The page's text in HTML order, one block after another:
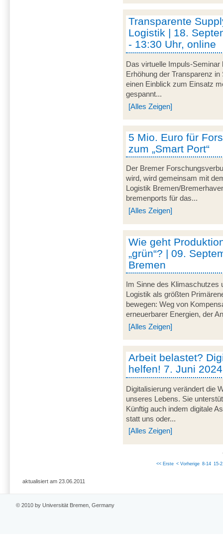
Transparente
Logistik | 18.
- 13:30 Uhr, online
Das virtuelle Impuls-Seminar
Erhöhung der Transparenz
einen Einblick zum Einsatz
gespannt...
[Alles Zeigen]
5 Mio. Euro für
zum „Smart Port“
Der Bremer
wird, wird gemeinsam mit
Logistik Bremen/
bremenports für das...
[Alles Zeigen]
Wie geht
„grün“? | 09.
Bremen
Im Sinne des Klimaschutzes
Logistik als größten
bewegen: Weg von
erneuerbarer Energien, der
[Alles Zeigen]
Arbeit belastet?
helfen! 7. Juni
Digitalisierung verändert die
unseres Lebens. Sie
Künftig auch indem digitale
statt uns oder...
[Alles Zeigen]
<< Erste < Vorherige 8-14 15-
aktualisiert am 23.06.2011
© 2010 by Universität Bremen, Germany